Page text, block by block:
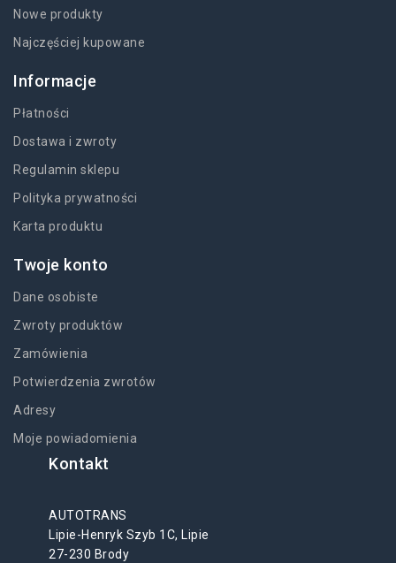
Nowe produkty
Najczęściej kupowane
Informacje
Płatności
Dostawa i zwroty
Regulamin sklepu
Polityka prywatności
Karta produktu
Twoje konto
Dane osobiste
Zwroty produktów
Zamówienia
Potwierdzenia zwrotów
Adresy
Moje powiadomienia
Kontakt
AUTOTRANS
Lipie-Henryk Szyb 1C, Lipie
27-230 Brody